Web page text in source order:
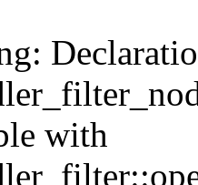
with